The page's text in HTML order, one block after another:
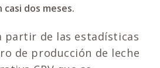
dos meses.
partir de las estadísticas
de producción de leche